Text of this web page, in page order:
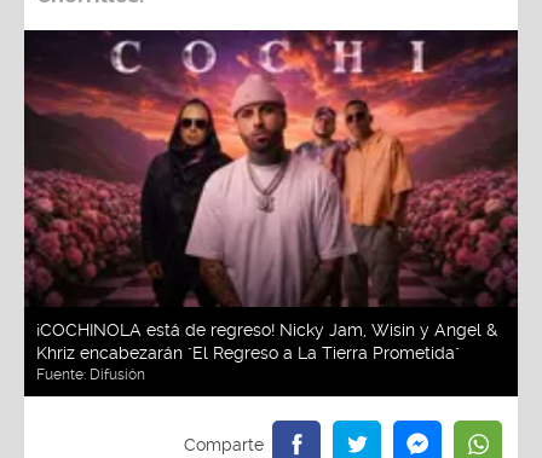
¡COCHINOLA está de regreso! Nicky Jam, Wisin y Angel &
Khriz encabezarán "El Regreso a La Tierra Prometida"
Fuente: Difusión